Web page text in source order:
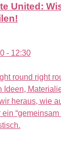
United:
- 12:30
round right
Ideen,
heraus, wie
ein